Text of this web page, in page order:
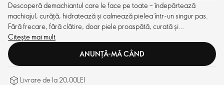
Descoperă demachiantul care le face pe toate – îndepărtează
machiajul, curăță, hidratează și calmează pielea într-un singur pas.
Fără frecare, fără clătire, doar piele proaspătă, curată și
confortabilă în câteva secunde.
Citește mai mult
ANUNȚĂ-MĂ CÂND
Livrare de la 20,00LEI